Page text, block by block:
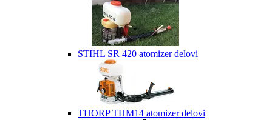
STIHL SR 420 atomizer delovi
THORP THM14 atomizer delovi